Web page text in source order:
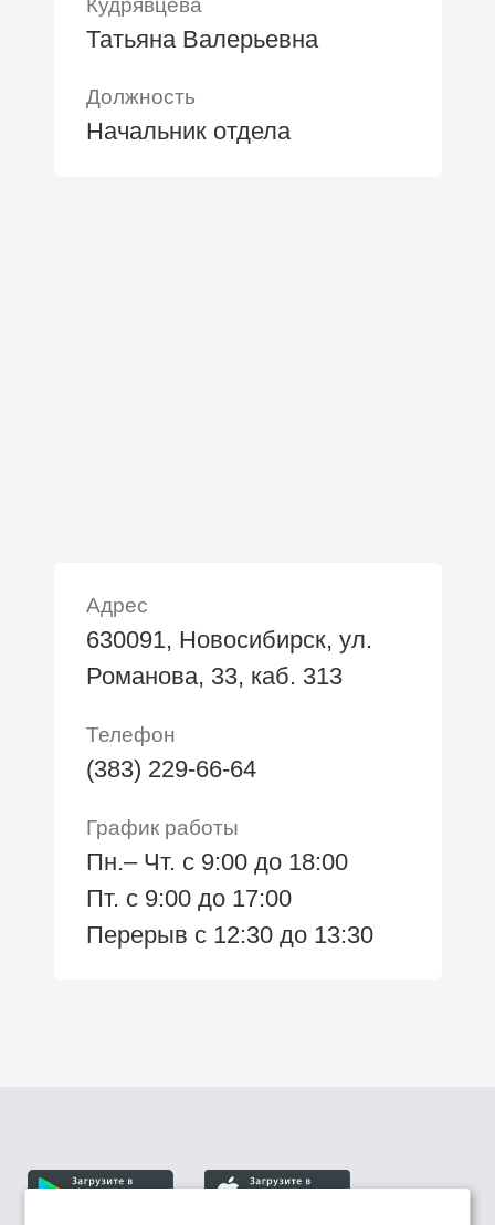
Татьяна Валерьевна
Должность
Начальник отдела
Адрес
630091, Новосибирск, ул.
Романова, 33, каб. 313
Телефон
(383) 229-66-64
График работы
Пн.– Чт. с 9:00 до 18:00
Пт. с 9:00 до 17:00
Перерыв с 12:30 до 13:30